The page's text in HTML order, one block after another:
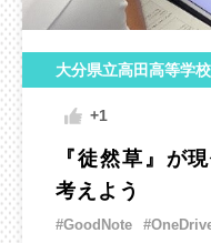
大分県立高田高等学
+1
『徒然草』が
考えよう
#GoodNote